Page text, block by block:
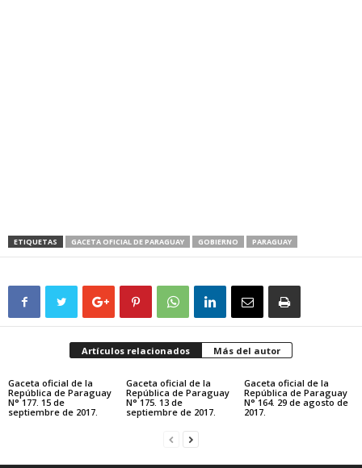
ETIQUETAS GACETA OFICIAL DE PARAGUAY GOBIERNO PARAGUAY
Artículos relacionados Más del autor
Gaceta oficial de la
República de Paraguay
N° 177. 15 de
septiembre de 2017.
Gaceta oficial de la
República de Paraguay
N° 175. 13 de
septiembre de 2017.
Gaceta oficial de la
República de Paraguay
N° 164. 29 de agosto de
2017.